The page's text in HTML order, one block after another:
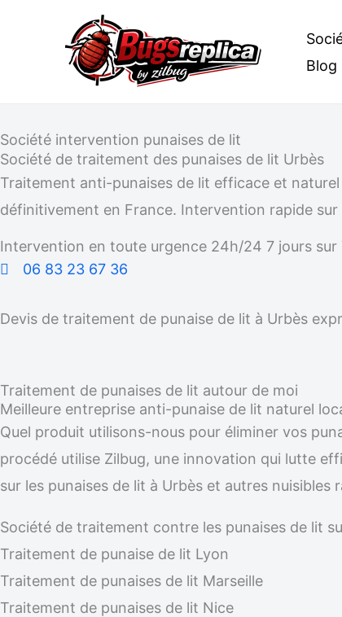
Blog
Société intervention punaises de lit
Société de traitement des punaises de lit Urbès
Traitement anti-punaises de lit efficace et
définitivement en France. Intervention rapide
Intervention en toute urgence 24h/24 7 jours sur
06 83 23 67 36
Devis de traitement de punaise de lit à Urbès
Traitement de punaises de lit autour de moi
Meilleure entreprise anti-punaise de lit naturel
Quel produit utilisons-nous pour éliminer vos
procédé utilise Zilbug, une innovation qui lutte
sur les punaises de lit à Urbès et autres
Société de traitement contre les punaises de lit
Traitement de punaise de lit Lyon
Traitement de punaises de lit Marseille
Traitement de punaises de lit Nice